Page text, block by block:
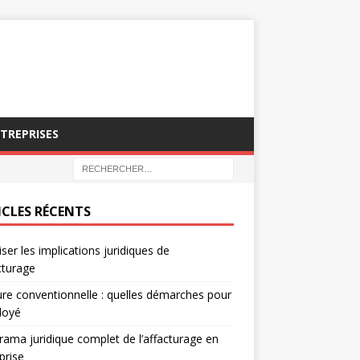
RÉCENTS
les implications juridiques de
conventionnelle : quelles démarches pour
juridique complet de l’affacturage en